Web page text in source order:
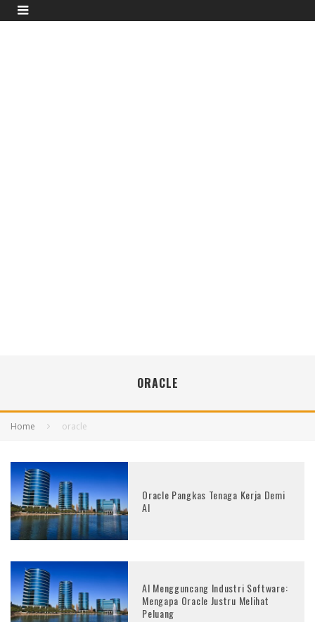
ORACLE
Home oracle
Oracle Pangkas Tenaga Kerja Demi
AI
AI Mengguncang Industri Software:
Mengapa Oracle Justru Melihat
Peluang